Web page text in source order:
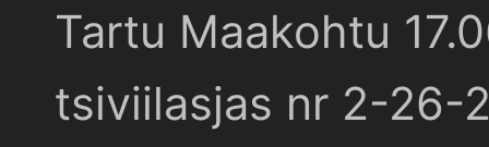
Tartu Maakohtu
tsiviilasjas nr 2-26-